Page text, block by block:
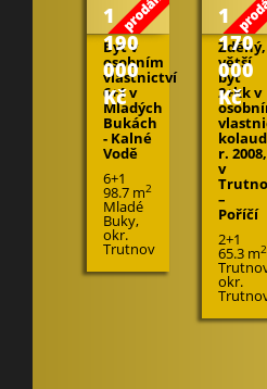
1
190
000
Kč
Byt v
osobním
vlastnictví
6+1 v
Mladých
Bukách
- Kalné
Vodě
6+1
98.7 m2
Mladé
Buky,
okr.
Trutnov
1
170
000
Kč
Zděný,
větší
byt
2+kk v
r. 2008,
v
–
Poříčí
2+1
65.3 m2
okr.